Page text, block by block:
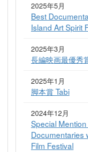
2025年5月
Best
Island Art Spirit
2025年3月
長編映画最優秀
2025年1月
脚本賞 Tabi
2024年12月
Special
Documentaries
Film Festival